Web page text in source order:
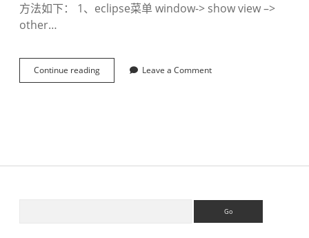
方法如下： 1、eclipse菜单 window-> show view –>
other…
Continue reading
决
e
Leave a Comment